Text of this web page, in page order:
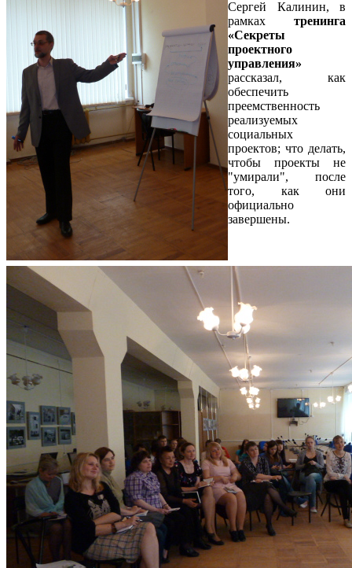
Сергей Калинин, в
рамках тренинга
«Секреты
проектного
управления»
рассказал, как
обеспечить
преемственность
реализуемых
социальных
проектов; что делать,
чтобы проекты не
"умирали", после
того, как они
официально
завершены.